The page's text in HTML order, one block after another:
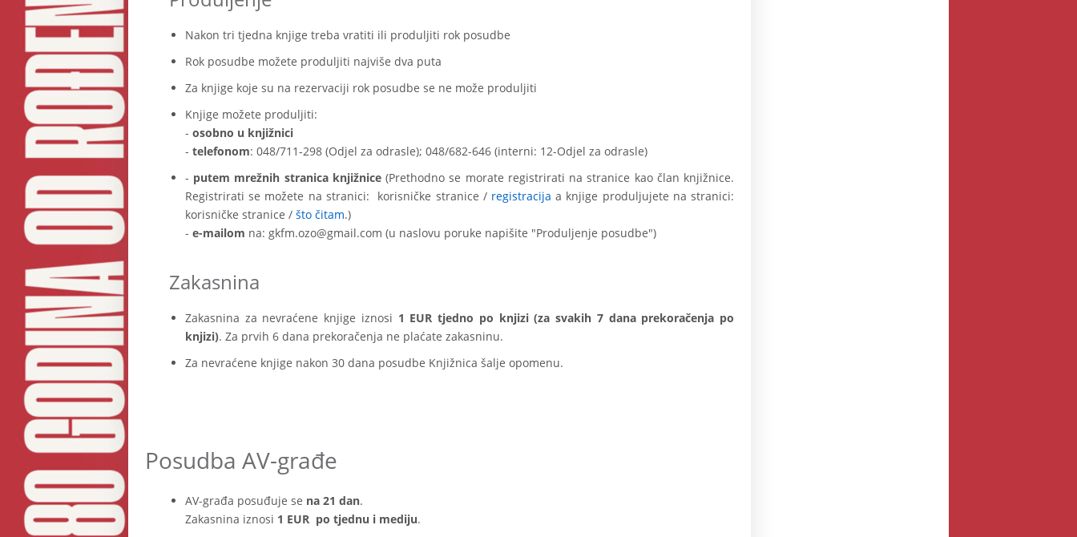
Nakon tri tjedna knjige treba vratiti ili produljiti rok posudbe
Rok posudbe možete produljiti najviše dva puta
Za knjige koje su na rezervaciji rok posudbe se ne može produljiti
Knjige možete produljiti:
- osobno u knjižnici
- telefonom: 048/711-298 (Odjel za odrasle); 048/682-646 (interni: 12-Odjel za odrasle)
- putem mrežnih stranica knjižnice(Prethodno se morate registrirati na stranice kao član knjižnice.
Registrirati se možete na stranici: korisničke stranice / registracija a knjige produljujete na stranici:
korisničke stranice / što čitam.)
- e-mailom na: gkfm.ozo@gmail.com (u naslovu poruke napišite "Produljenje posudbe")
Zakasnina
Zakasnina za nevraćene knjige iznosi 1 EUR tjedno po knjizi (za svakih 7 dana prekoračenja po
knjizi). Za prvih 6 dana prekoračenja ne plaćate zakasninu.
Za nevraćene knjige nakon 30 dana posudbe Knjižnica šalje opomenu.
Posudba AV-građe
AV-građa posuđuje se na 21 dan.
Zakasnina iznosi 1 EUR po tjednu i mediju.